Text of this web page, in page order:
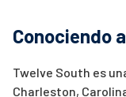
Conociendo
Twelve South es
Charleston,